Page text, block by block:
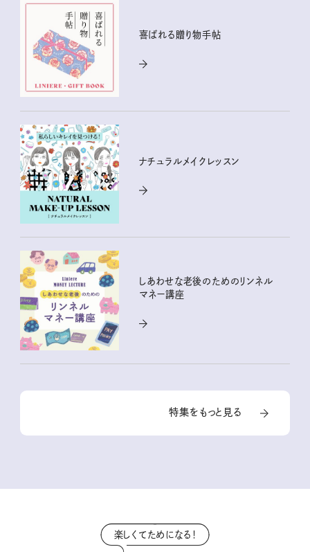
喜ばれる贈り物手帖
ナチュラルメイクレッスン
しあわせな老後のためのリンネル
マネー講座
特集をもっと見る
楽しくてためになる！